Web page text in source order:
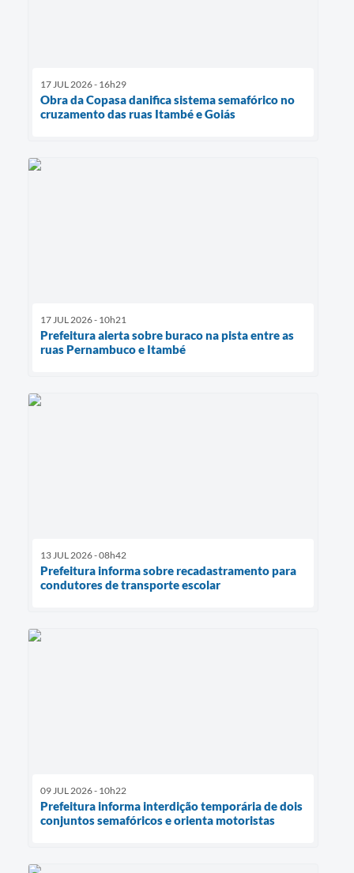
17 JUL 2026 - 16h29
Obra da Copasa danifica sistema semafórico no
cruzamento das ruas Itambé e Goiás
17 JUL 2026 - 10h21
Prefeitura alerta sobre buraco na pista entre as
ruas Pernambuco e Itambé
13 JUL 2026 - 08h42
Prefeitura informa sobre recadastramento para
condutores de transporte escolar
09 JUL 2026 - 10h22
Prefeitura informa interdição temporária de dois
conjuntos semafóricos e orienta motoristas